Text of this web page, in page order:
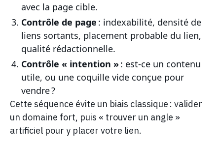
avec la page cible.
Contrôle de page : indexabilité, densité de
liens sortants, placement probable du lien,
qualité rédactionnelle.
Contrôle « intention »: est-ce un contenu
utile, ou une coquille vide conçue pour
vendre ?
Cette séquence évite un biais classique : valider
un domaine fort, puis « trouver un angle »
artificiel pour y placer votre lien.